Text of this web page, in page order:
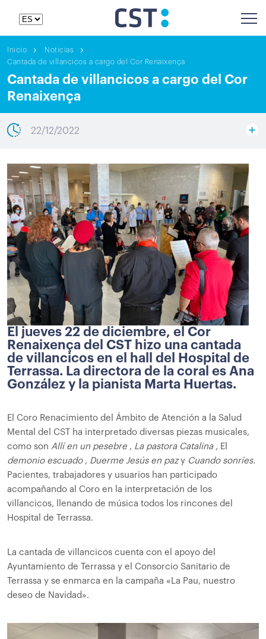
Inicio
Noticias
Cantada de villancicos a cargo del Cor Renaixença
Cantada de villancicos a cargo del Cor
Renaixença
22/12/2022
El jueves 22 de diciembre, el Cor
Renaixença del CST hizo una cantada
de villancicos en el hall del Hospital de
Terrassa. La directora de la coral es Ana
González y la pianista Marta Huertas.
El Coro Renacimiento del Ámbito de Atención a la Salud
Mental del CST ha interpretado diversas piezas musicales,
como son Allí en un pesebre , La pastora Catalina, El
demonio escuado, Duerme Jesús en pazy Cuando sonríes.
Pacientes, trabajadores y usuarios han participado
acompañando al Coro en la interpretación de los
villancicos, llenando de música todos los rincones del
Hospital de Terrassa.
La cantada de villancicos cuenta con el apoyo del
Ayuntamiento de Terrassa y el Consorcio Sanitario de
Terrassa y se enmarca en la campaña «La Pau, nuestro
deseo de Navidad».